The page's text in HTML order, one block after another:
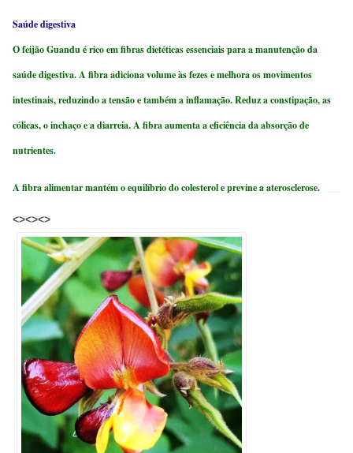
Saúde digestiva
O feijão Guandu é rico em fibras dietéticas essenciais para a manutenção da
saúde digestiva. A fibra adiciona volume às fezes e melhora os movimentos
intestinais, reduzindo a tensão e também a inflamação. Reduz a constipação, as
cólicas, o inchaço e a diarreia. A fibra aumenta a eficiência da absorção de
nutrientes.
A fibra alimentar mantém o equilíbrio do colesterol e previne a aterosclerose.
<><><>